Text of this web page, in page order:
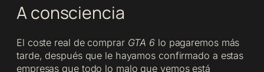
A consciencia
El coste real de comprar GTA 6 lo pagaremos más
tarde, después que le hayamos confirmado a estas
empresas que todo lo malo que vemos está